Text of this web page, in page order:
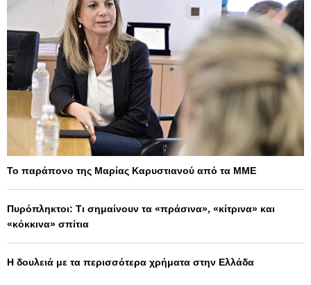
Το παράπονο της Μαρίας Καρυστιανού από τα ΜΜΕ
Πυρόπληκτοι: Τι σημαίνουν τα «πράσινα», «κίτρινα» και
«κόκκινα» σπίτια
Η δουλειά με τα περισσότερα χρήματα στην Ελλάδα